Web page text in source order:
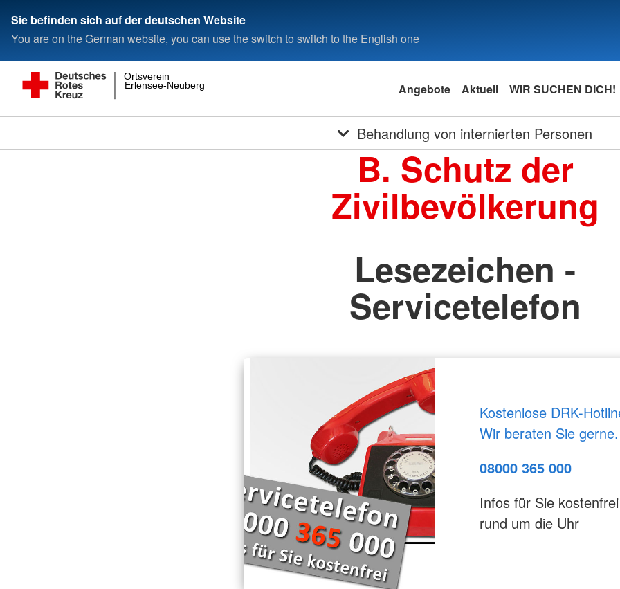
Sie befinden sich auf der deutschen Website
You are on the German website, you can use the switch to switch to the English one
Erlensee-Neuberg
Ortsverein
Angebote Aktuell WIR SUCHEN DICH!
Behandlung von internierten Personen
B. Schutz der
Zivilbevölkerung
Lesezeichen -
Servicetelefon
Kostenlose DRK-
Wir beraten Sie gerne.
08000 365 000
Infos für Sie kostenfrei
rund um die Uhr